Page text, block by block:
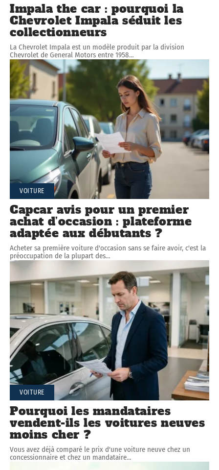
Impala the car : pourquoi la
Chevrolet Impala séduit les
collectionneurs
La Chevrolet Impala est un modèle produit par la division
Chevrolet de General Motors entre 1958…
VOITURE
Capcar avis pour un premier
achat d’occasion : plateforme
adaptée aux débutants ?
Acheter sa première voiture d'occasion sans se faire avoir, c'est la
préoccupation de la plupart des…
VOITURE
Pourquoi les mandataires
vendent-ils les voitures neuves
moins cher ?
Vous avez déjà comparé le prix d'une voiture neuve chez un
concessionnaire et chez un mandataire…